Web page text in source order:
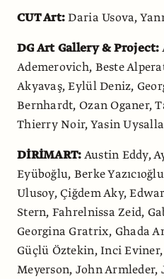
CUT Art:Daria Usova,
DG Art Gallery & Project:
Ademerovich, Beste
Akyavaş, Eylül Deniz,
Bernhardt, Ozan Oganer,
Thierry Noir, Yasin
DİRİMART:Austin Eddy,
Eyüboğlu, Berke
Ulusoy, Çiğdem Aky,
Stern, Fahrelnissa Zeid,
Georgina Gratrix, Ghada
Güçlü Öztekin, Inci
Meyerson, John